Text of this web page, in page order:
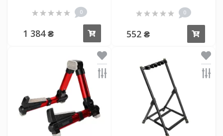
0
1 384 ₴
0
552 ₴